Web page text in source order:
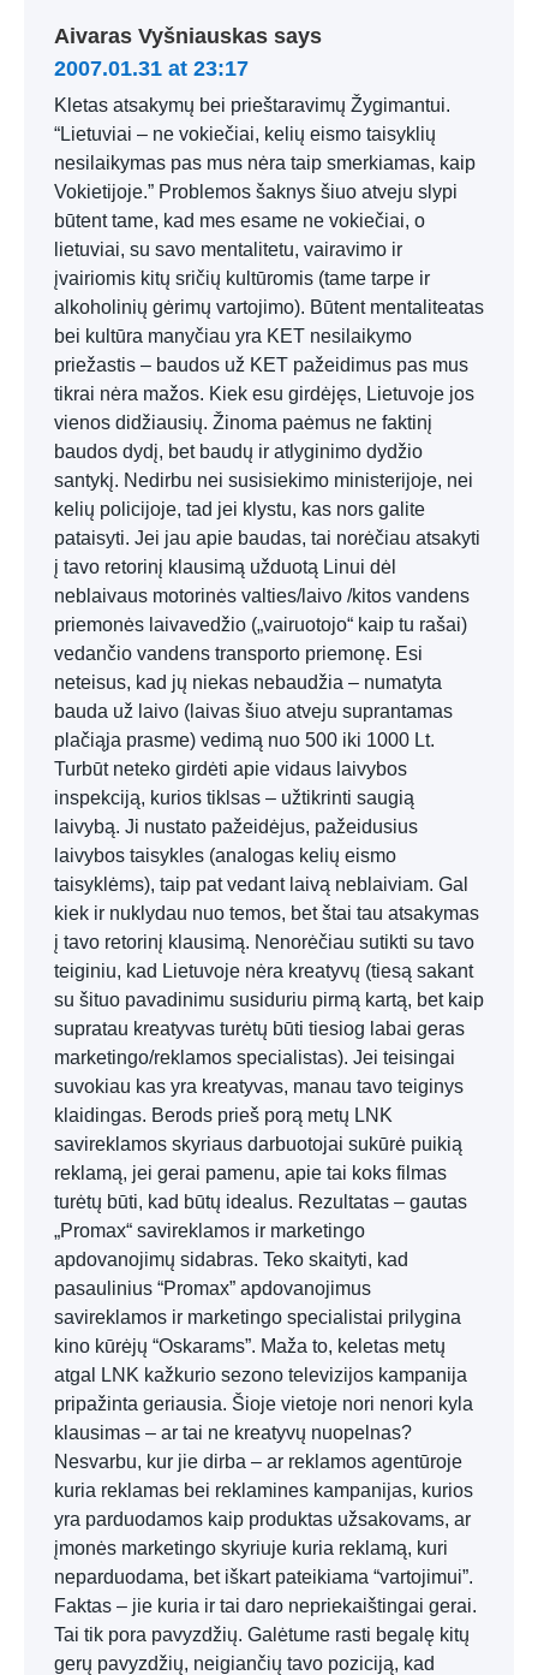
Aivaras Vyšniauskas says
2007.01.31 at 23:17
Kletas atsakymų bei prieštaravimų Žygimantui.
“Lietuviai – ne vokiečiai, kelių eismo taisyklių
nesilaikymas pas mus nėra taip smerkiamas, kaip
Vokietijoje.” Problemos šaknys šiuo atveju slypi
būtent tame, kad mes esame ne vokiečiai, o
lietuviai, su savo mentalitetu, vairavimo ir
įvairiomis kitų sričių kultūromis (tame tarpe ir
alkoholinių gėrimų vartojimo). Būtent mentaliteatas
bei kultūra manyčiau yra KET nesilaikymo
priežastis – baudos už KET pažeidimus pas mus
tikrai nėra mažos. Kiek esu girdėjęs, Lietuvoje jos
vienos didžiausių. Žinoma paėmus ne faktinį
baudos dydį, bet baudų ir atlyginimo dydžio
santykį. Nedirbu nei susisiekimo ministerijoje, nei
kelių policijoje, tad jei klystu, kas nors galite
pataisyti. Jei jau apie baudas, tai norėčiau atsakyti
į tavo retorinį klausimą užduotą Linui dėl
neblaivaus motorinės valties/laivo /kitos vandens
priemonės laivavedžio („vairuotojo“ kaip tu rašai)
vedančio vandens transporto priemonę. Esi
neteisus, kad jų niekas nebaudžia – numatyta
bauda už laivo (laivas šiuo atveju suprantamas
plačiąja prasme) vedimą nuo 500 iki 1000 Lt.
Turbūt neteko girdėti apie vidaus laivybos
inspekciją, kurios tiklsas – užtikrinti saugią
laivybą. Ji nustato pažeidėjus, pažeidusius
laivybos taisykles (analogas kelių eismo
taisyklėms), taip pat vedant laivą neblaiviam. Gal
kiek ir nuklydau nuo temos, bet štai tau atsakymas
į tavo retorinį klausimą. Nenorėčiau sutikti su tavo
teiginiu, kad Lietuvoje nėra kreatyvų (tiesą sakant
su šituo pavadinimu susiduriu pirmą kartą, bet kaip
supratau kreatyvas turėtų būti tiesiog labai geras
marketingo/reklamos specialistas). Jei teisingai
suvokiau kas yra kreatyvas, manau tavo teiginys
klaidingas. Berods prieš porą metų LNK
savireklamos skyriaus darbuotojai sukūrė puikią
reklamą, jei gerai pamenu, apie tai koks filmas
turėtų būti, kad būtų idealus. Rezultatas – gautas
„Promax“ savireklamos ir marketingo
apdovanojimų sidabras. Teko skaityti, kad
pasaulinius “Promax” apdovanojimus
savireklamos ir marketingo specialistai prilygina
kino kūrėjų “Oskarams”. Maža to, keletas metų
atgal LNK kažkurio sezono televizijos kampanija
pripažinta geriausia. Šioje vietoje nori nenori kyla
klausimas – ar tai ne kreatyvų nuopelnas?
Nesvarbu, kur jie dirba – ar reklamos agentūroje
kuria reklamas bei reklamines kampanijas, kurios
yra parduodamos kaip produktas užsakovams, ar
įmonės marketingo skyriuje kuria reklamą, kuri
neparduodama, bet iškart pateikiama “vartojimui”.
Faktas – jie kuria ir tai daro nepriekaištingai gerai.
Tai tik pora pavyzdžių. Galėtume rasti begalę kitų
gerų pavyzdžių, neigiančių tavo poziciją, kad